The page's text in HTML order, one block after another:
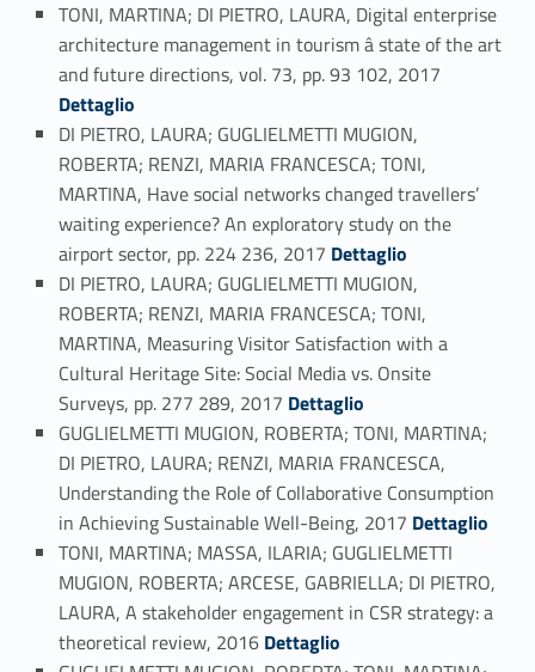
TONI, MARTINA; DI PIETRO, LAURA, Digital enterprise
architecture management in tourism â state of the art
and future directions, vol. 73, pp. 93 102, 2017
Dettaglio
DI PIETRO, LAURA; GUGLIELMETTI MUGION,
ROBERTA; RENZI, MARIA FRANCESCA; TONI,
MARTINA, Have social networks changed travellers’
waiting experience? An exploratory study on the
airport sector, pp. 224 236, 2017 Link identifier #identifier_person_112009-35
Dettaglio
DI PIETRO, LAURA; GUGLIELMETTI MUGION,
ROBERTA; RENZI, MARIA FRANCESCA; TONI,
MARTINA, Measuring Visitor Satisfaction with a
Cultural Heritage Site: Social Media vs. Onsite
Surveys, pp. 277 289, 2017 Link identifier #identifier_person_111157-36
Dettaglio
GUGLIELMETTI MUGION, ROBERTA; TONI, MARTINA;
DI PIETRO, LAURA; RENZI, MARIA FRANCESCA,
Understanding the Role of Collaborative Consumption
in Achieving Sustainable Well-Being, 2017 Link identifier #identifier_person_84378-37
Dettaglio
TONI, MARTINA; MASSA, ILARIA; GUGLIELMETTI
MUGION, ROBERTA; ARCESE, GABRIELLA; DI PIETRO,
LAURA, A stakeholder engagement in CSR strategy: a
theoretical review, 2016Link identifier #identifier_person_39401-38
Dettaglio